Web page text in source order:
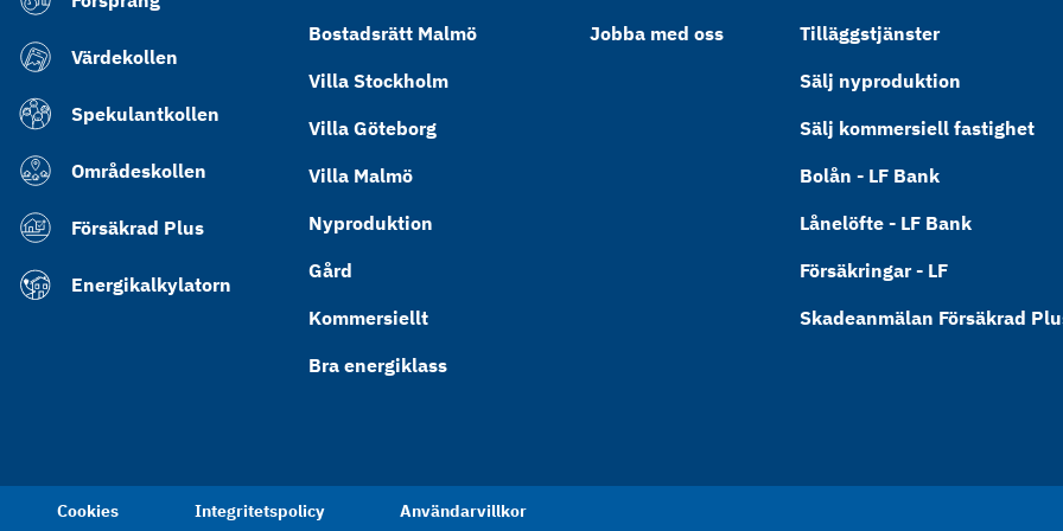
Värdekollen
Spekulantkollen
Områdeskollen
Försäkrad Plus
Energikalkylatorn
Bostadsrätt Malmö
Villa Stockholm
Villa Göteborg
Villa Malmö
Nyproduktion
Gård
Kommersiellt
Bra energiklass
Jobba med oss
Tilläggstjänster
Sälj nyproduktion
Sälj kommersiell fastighet
Bolån - LF Bank
Lånelöfte - LF Bank
Försäkringar - LF
Skadeanmälan Försäkrad
Cookies Integritetspolicy Användarvillkor